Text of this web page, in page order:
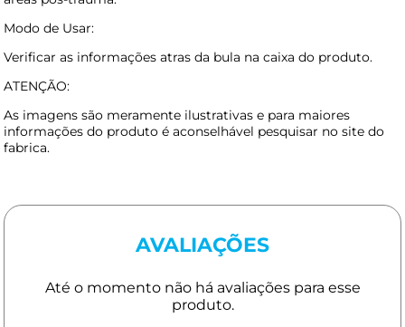
Modo de Usar:
Verificar as informações atras da bula na caixa do produto.
ATENÇÃO:
As imagens são meramente ilustrativas e para maiores
informações do produto é aconselhável pesquisar no site do
fabrica.
AVALIAÇÕES